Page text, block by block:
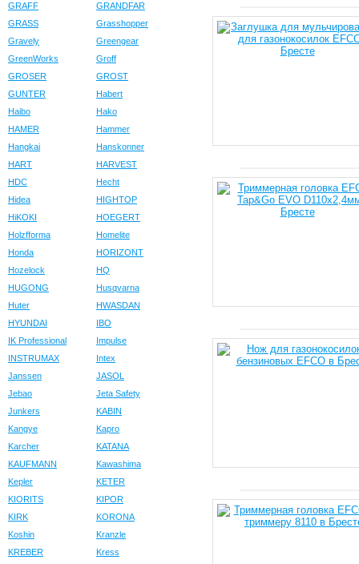
GRAFF
GRANDFAR
GRASS
Grasshopper
Gravely
Greengear
GreenWorks
Groff
GROSER
GROST
GUNTER
Habert
Haibo
Hako
HAMER
Hammer
Hangkai
Hanskonner
HART
HARVEST
HDC
Hecht
Hidea
HIGHTOP
HiKOKI
HOEGERT
Holzfforma
Homelite
Honda
HORIZONT
Hozelock
HQ
HUGONG
Husqvarna
Huter
HWASDAN
HYUNDAI
IBO
IK Professional
Impulse
INSTRUMAX
Intex
Janssen
JASOL
Jebao
Jeta Safety
Junkers
KABIN
Kangye
Kapro
Karcher
KATANA
KAUFMANN
Kawashima
Kepler
KETER
KIORITS
KIPOR
KIRK
KORONA
Koshin
Kranzle
KREBER
Kress